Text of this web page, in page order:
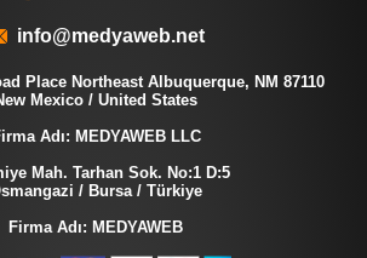
info@medyaweb.net
Place Northeast Albuquerque, NM 87110
Mexico / United States
Adı: MEDYAWEB LLC
Mah. Tarhan Sok. No:1 D:5
/ Bursa / Türkiye
Firma Adı: MEDYAWEB